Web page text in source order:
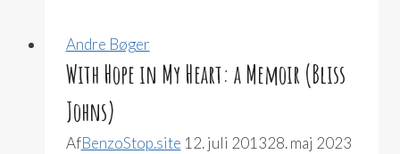
Andre Bøger
With Hope in My Heart: a Memoir (Bliss
Johns)
AfBenzoStop.site 12. juli 201328. maj 2023